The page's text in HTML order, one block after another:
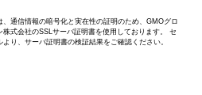
、通信情報の暗号化と実在性の証明のため、GMOグロ
株式会社のSSLサーバ証明書を使用しております。 セ
より、サーバ証明書の検証結果をご確認ください。